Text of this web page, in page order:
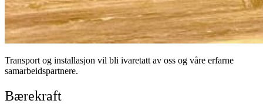
Transport og installasjon vil bli ivaretatt av oss og våre erfarne
samarbeidspartnere.
Bærekraft